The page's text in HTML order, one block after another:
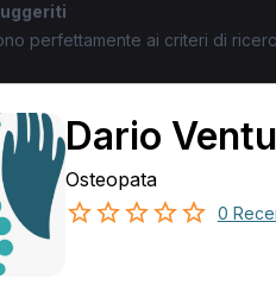
perfettamente ai criteri di
Dario
Osteopata
0